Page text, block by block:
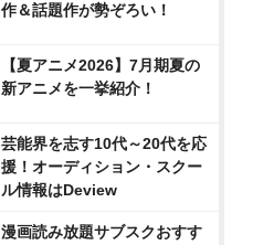
作＆話題作が勢ぞろい！
【夏アニメ2026】7月期夏の
新アニメを一挙紹介！
芸能界を志す10代～20代を応
援！オーディション・スクー
ル情報はDeview
漫画読み放題サブスクおすす